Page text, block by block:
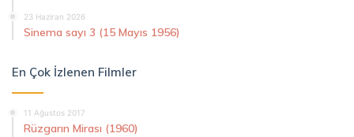
23 Haziran 2026
Sinema sayı 3 (15 Mayıs 1956)
En Çok İzlenen Filmler
11 Ağustos 2017
Rüzgarın Mirası (1960)